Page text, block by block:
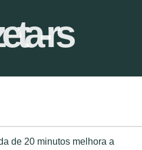
rs
de 20 minutos melhora a